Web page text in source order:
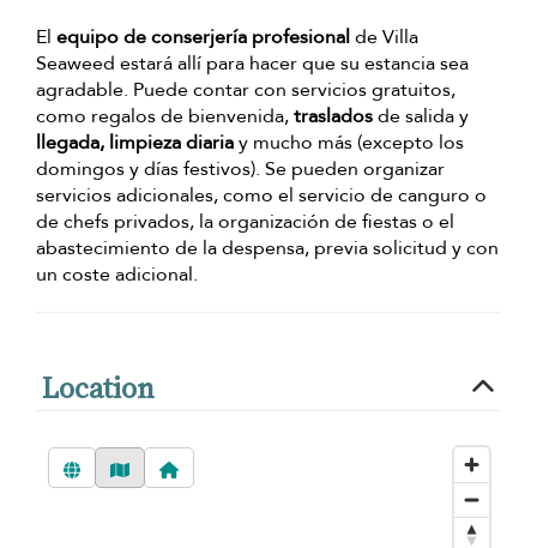
El equipo de conserjería profesionalde Villa
Seaweed estará allí para hacer que su estancia sea
agradable. Puede contar con servicios gratuitos,
como regalos de bienvenida,trasladosde salida y
llegada, limpieza diariay mucho más (excepto los
domingos y días festivos). Se pueden organizar
servicios adicionales, como el servicio de canguro o
de chefs privados, la organización de fiestas o el
abastecimiento de la despensa, previa solicitud y con
un coste adicional.
Location